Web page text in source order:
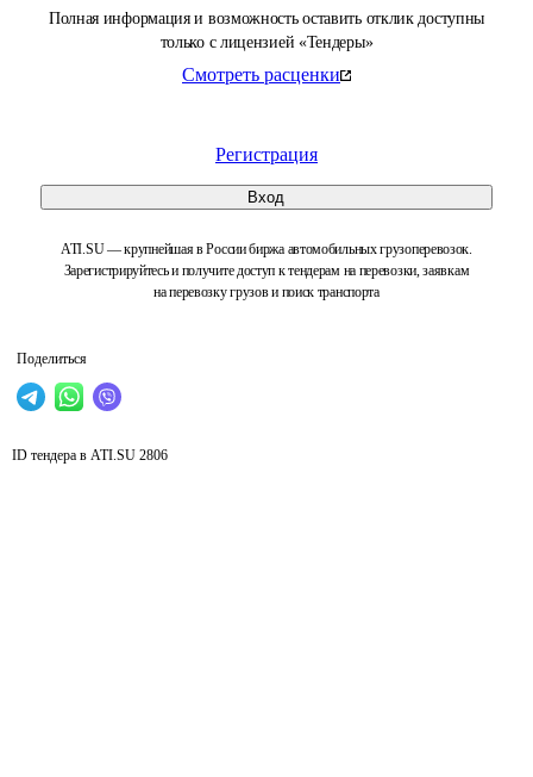
Полная информация и возможность оставить отклик доступны
только с лицензией «Тендеры»
Смотреть расценки
Регистрация
Вход
ATI.SU — крупнейшая в России биржа автомобильных грузоперевозок.
Зарегистрируйтесь и получите доступ к тендерам на перевозки, заявкам
на перевозку грузов и поиск транспорта
Поделиться
ID тендера в ATI.SU 2806